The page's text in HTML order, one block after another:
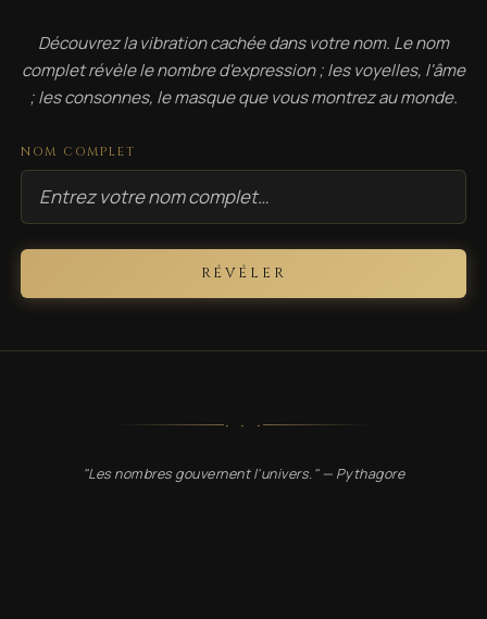
Découvrez la vibration cachée dans votre nom. Le nom
complet révèle le nombre d'expression ; les voyelles, l'âme
; les consonnes, le masque que vous montrez au monde.
NOM COMPLET
RÉVÉLER
· · ·
"Les nombres gouvernent l'univers." — Pythagore